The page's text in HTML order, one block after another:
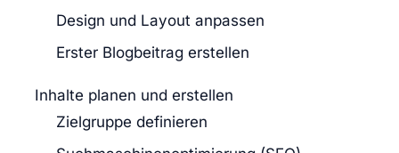
Design und Layout anpassen
Erster Blogbeitrag erstellen
Inhalte planen und erstellen
Zielgruppe definieren